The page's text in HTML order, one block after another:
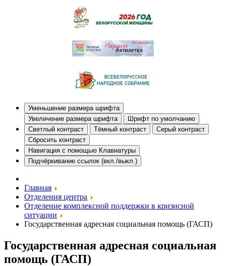
Уменьшение размера шрифта
Увеличение размера шрифта
Шрифт по умолчанию
Светлый контраст
Тёмный контраст
Серый контраст
Сбросить контраст
Навигация с помощью Клавиатуры
Подчёркивание ссылок (вкл./выкл.)
Главная
Отделения центра
Отделение комплексной поддержки в кризисной
ситуации
Государственная адресная социальная помощь (ГАСП)
Государственная адресная социальная
помощь (ГАСП)